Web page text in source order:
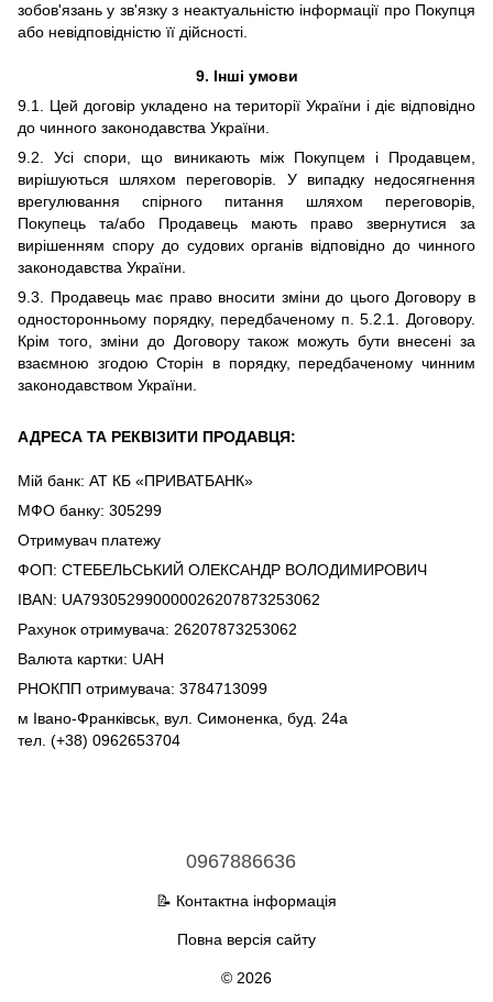
зобов'язань у зв'язку з неактуальністю інформації про Покупця
або невідповідністю її дійсності.
9. Інші умови
9.1. Цей договір укладено на території України і діє відповідно
до чинного законодавства України.
9.2. Усі спори, що виникають між Покупцем і Продавцем,
вирішуються шляхом переговорів. У випадку недосягнення
врегулювання спірного питання шляхом переговорів,
Покупець та/або Продавець мають право звернутися за
вирішенням спору до судових органів відповідно до чинного
законодавства України.
9.3. Продавець має право вносити зміни до цього Договору в
односторонньому порядку, передбаченому п. 5.2.1. Договору.
Крім того, зміни до Договору також можуть бути внесені за
взаємною згодою Сторін в порядку, передбаченому чинним
законодавством України.
АДРЕСА ТА РЕКВІЗИТИ ПРОДАВЦЯ:
Мій банк: АТ КБ «ПРИВАТБАНК»
МФО банку: 305299
Отримувач платежу
ФОП: СТЕБЕЛЬСЬКИЙ ОЛЕКСАНДР ВОЛОДИМИРОВИЧ
IBAN: UA793052990000026207873253062
Рахунок отримувача: 26207873253062
Валюта картки: UAH
РНОКПП отримувача: 3784713099
м Івано-Франківськ, вул. Симоненка, буд. 24а
тел. (+38) 0962653704
0967886636
📝 Контактна інформація
Повна версія сайту
© 2026